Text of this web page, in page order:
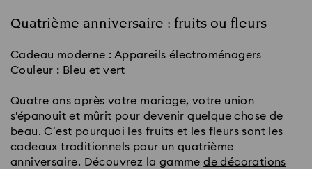
Quatrième anniversaire : fruits ou fleurs
Cadeau moderne : Appareils électroménagers
Couleur : Bleu et vert
Quatre ans après votre mariage, votre union
s'épanouit et mûrit pour devenir quelque chose de
beau. C’est pourquoi
les fruits et les fleurs sont les
cadeaux traditionnels pour un quatrième
anniversaire. Découvrez la gammede décorations